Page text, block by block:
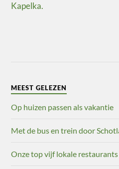
Kapelka.
MEEST GELEZEN
Op huizen passen als vakantie
Met de bus en trein door
Onze top vijf lokale